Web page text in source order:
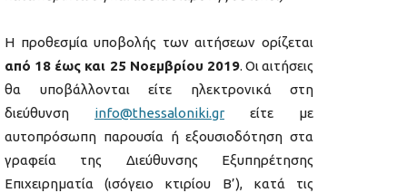
Η προθεσμία υποβολής των αιτήσεων ορίζεται
από 18 έως και 25 Νοεμβρίου 2019. Οι αιτήσεις
θα υποβάλλονται είτε ηλεκτρονικά στη
διεύθυνση info@thessaloniki.gr είτε με
αυτοπρόσωπη παρουσία ή εξουσιοδότηση στα
γραφεία της Διεύθυνσης Εξυπηρέτησης
Επιχειρηματία (ισόγειο κτιρίου Β’), κατά τις